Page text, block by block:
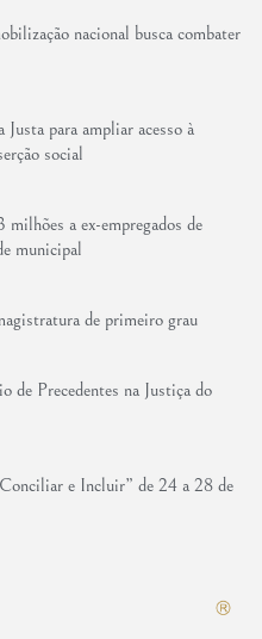
nacional busca combater
para ampliar acesso à
social
a ex-empregados de
municipal
de primeiro grau
de Precedentes na Justiça do
e Incluir” de 24 a 28 de